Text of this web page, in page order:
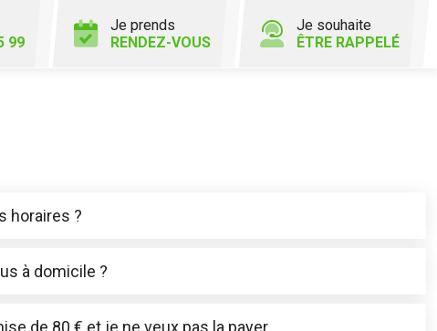
99
Je prends
RENDEZ-VOUS
Je souhaite
ÊTRE RAPPELÉ
horaires ?
à domicile ?
de 80 € et je ne veux pas la payer…